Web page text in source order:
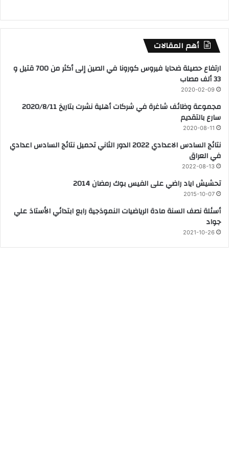
أهم المقالات
ارتفاع حصيلة ضحايا فيروس كورونا في الصين إلى أكثر من 700 قتيل و
33 ألف مصاب
2020-02-09
مجموعة وظائف شاغرة في شركات أهلية نشرت بتاريخ 2020/8/11
سارع بالتقديم
2020-08-11
نتائج السادس الاعدادي 2022 الدور الثاني تحميل نتائج السادس اعدادي
في العراق
2022-08-13
تحشيش اياد راضي على الفيس بوك رمضان 2014
2015-10-07
أسئلة نصف السنة مادة الرياضيات النموذجية رابع ابتدائي الأستاذ علي
جواد
2021-10-26